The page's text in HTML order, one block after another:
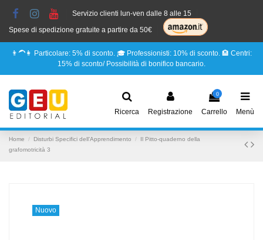
Servizio clienti lun-ven dalle 8 alle 15
Spese di spedizione gratuite a partire da 50€
👨‍🦱👩 Particolare: 5% di sconto. 🎓 Professionisti: 10% di sconto. 🏨 Centri:
15% di sconto/ Possibilità di bonifico bancario.
Ricerca Registrazione
0
Carrello Menù
Home Disturbi Specifici dell’Apprendimento
Il Pitto-quaderno della
grafomotricità 3
Nuovo